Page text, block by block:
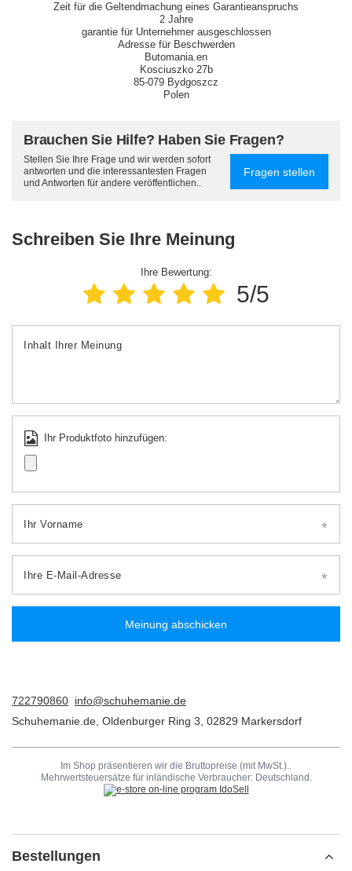
Zeit für die Geltendmachung eines Garantieanspruchs
2 Jahre
garantie für Unternehmer ausgeschlossen
Adresse für Beschwerden
Butomania.en
Kosciuszko 27b
85-079 Bydgoszcz
Polen
Brauchen Sie Hilfe? Haben Sie Fragen?
Stellen Sie Ihre Frage und wir werden sofort
antworten und die interessantesten Fragen
und Antworten für andere veröffentlichen..
Fragen stellen
Schreiben Sie Ihre Meinung
Ihre Bewertung:
5/5
Inhalt Ihrer Meinung
Ihr Produktfoto hinzufügen:
Ihr Vorname
Ihre E-Mail-Adresse
Meinung abschicken
722790860 info@schuhemanie.de
Schuhemanie.de Oldenburger Ring 3 02829 Markersdorf
Im Shop präsentieren wir die Bruttopreise (mit MwSt.)..
Mehrwertsteuersätze für inländische Verbraucher: Deutschland .
Bestellungen